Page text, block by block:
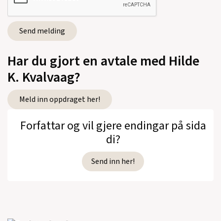
Har du gjort en avtale med Hilde
K. Kvalvaag?
Meld inn oppdraget her!
Forfattar og vil gjere endingar på sida
di?
Send inn her!